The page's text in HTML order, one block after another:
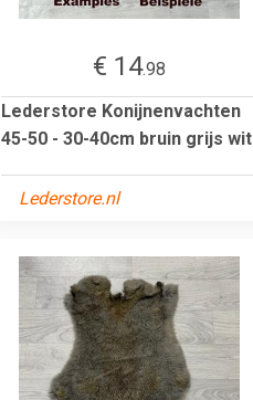
€ 14.98
Lederstore Konijnenvachten
45-50 - 30-40cm bruin grijs wit
Lederstore.nl